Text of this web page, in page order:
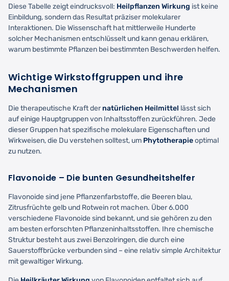
Diese Tabelle zeigt eindrucksvoll: Heilpflanzen Wirkung ist keine
Einbildung, sondern das Resultat präziser molekularer
Interaktionen. Die Wissenschaft hat mittlerweile Hunderte
solcher Mechanismen entschlüsselt und kann genau erklären,
warum bestimmte Pflanzen bei bestimmten Beschwerden helfen.
Wichtige Wirkstoffgruppen und ihre
Mechanismen
Die therapeutische Kraft dernatürlichen Heilmittel lässt sich
auf einige Hauptgruppen von Inhaltsstoffen zurückführen. Jede
dieser Gruppen hat spezifische molekulare Eigenschaften und
Wirkweisen, die Du verstehen solltest, um Phytotherapieoptimal
zu nutzen.
Flavonoide – Die bunten Gesundheitshelfer
Flavonoide sind jene Pflanzenfarbstoffe, die Beeren blau,
Zitrusfrüchte gelb und Rotwein rot machen. Über 6.000
verschiedene Flavonoide sind bekannt, und sie gehören zu den
am besten erforschten Pflanzeninhaltsstoffen. Ihre chemische
Struktur besteht aus zwei Benzolringen, die durch eine
Sauerstoffbrücke verbunden sind – eine relativ simple Architektur
mit gewaltiger Wirkung.